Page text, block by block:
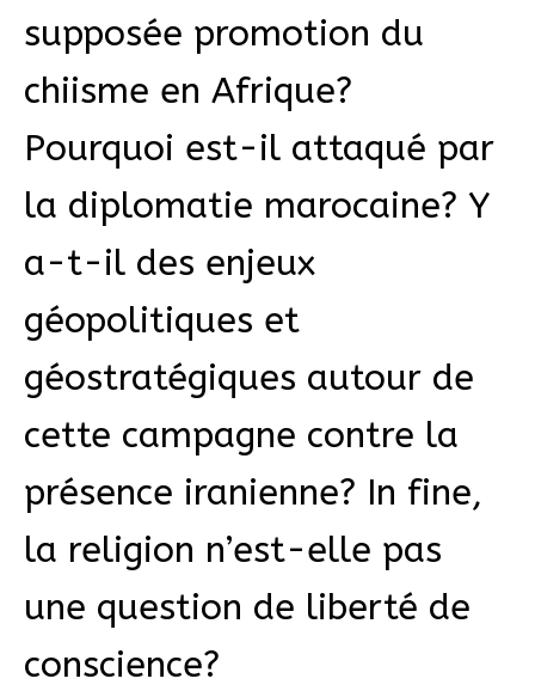
supposée promotion du
chiisme en Afrique?
Pourquoi est-il attaqué par
la diplomatie marocaine? Y
a-t-il des enjeux
géopolitiques et
géostratégiques autour de
cette campagne contre la
présence iranienne? In fine,
la religion n’est-elle pas
une question de liberté de
conscience?